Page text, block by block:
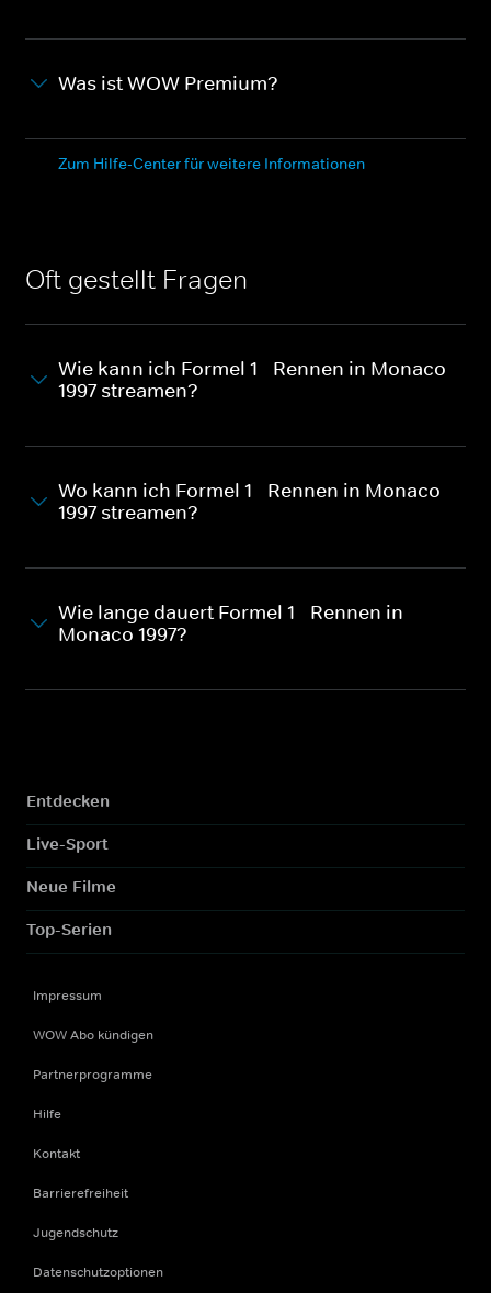
Was ist WOW Premium?
Zum Hilfe-Center für weitere Informationen
Oft gestellt Fragen
Wie kann ich Formel 1 - Rennen in Monaco
1997 streamen?
Wo kann ich Formel 1 - Rennen in Monaco
1997 streamen?
Wie lange dauert Formel 1 - Rennen in
Monaco 1997?
Entdecken
Live-Sport
Neue Filme
Top-Serien
Impressum
WOW Abo kündigen
Partnerprogramme
Hilfe
Kontakt
Barrierefreiheit
Jugendschutz
Datenschutzoptionen